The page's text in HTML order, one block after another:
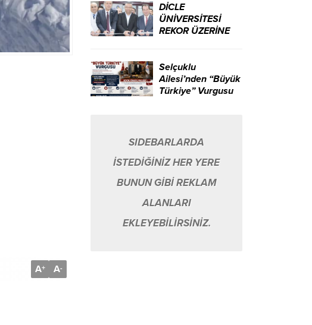
A+ A-
DİCLE
ÜNİVERSİTESİ
REKOR ÜZERİNE
Selçuklu
Ailesi’nden “Büyük
Türkiye” Vurgusu
SIDEBARLARDA
İSTEDİĞİNİZ HER YERE
BUNUN GİBİ REKLAM
ALANLARI
EKLEYEBİLİRSİNİZ.